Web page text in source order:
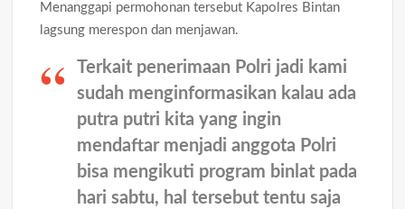
Menanggapi permohonan tersebut Kapolres Bintan
lagsung merespon dan menjawan.
Terkait penerimaan Polri jadi kami
sudah menginformasikan kalau ada
putra putri kita yang ingin
mendaftar menjadi anggota Polri
bisa mengikuti program binlat pada
hari sabtu, hal tersebut tentu saja